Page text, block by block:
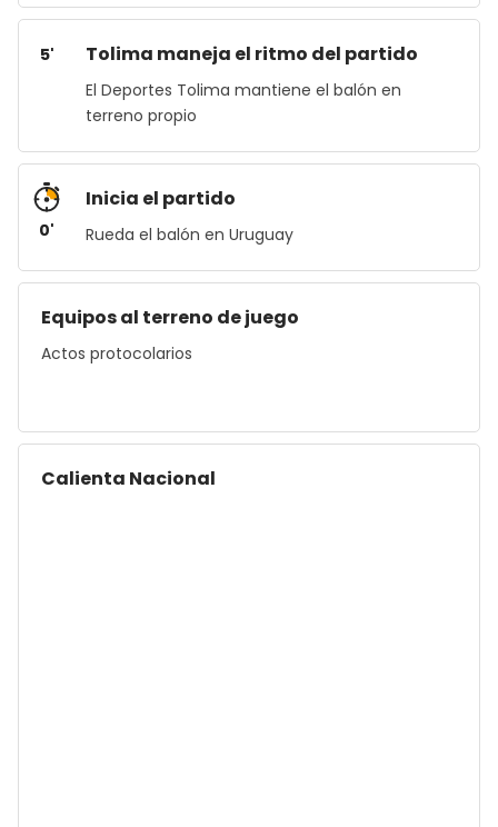
5' Tolima maneja el ritmo del partido
El Deportes Tolima mantiene el balón en
terreno propio
0'
Inicia el partido
Rueda el balón en Uruguay
Equipos al terreno de juego
Actos protocolarios
Calienta Nacional